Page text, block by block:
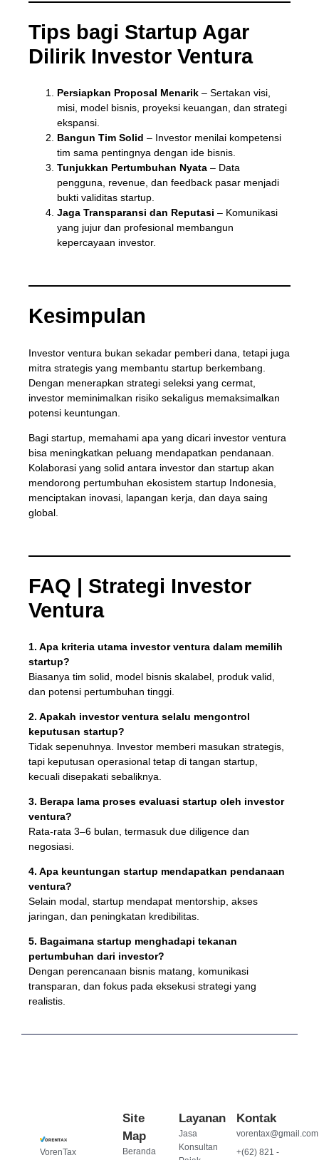
Tips bagi Startup Agar
Dilirik Investor Ventura
Persiapkan Proposal Menarik– Sertakan visi,
misi, model bisnis, proyeksi keuangan, dan strategi
ekspansi.
Bangun Tim Solid – Investor menilai kompetensi
tim sama pentingnya dengan ide bisnis.
Tunjukkan Pertumbuhan Nyata– Data
pengguna, revenue, dan feedback pasar menjadi
bukti validitas startup.
Jaga Transparansi dan Reputasi – Komunikasi
yang jujur dan profesional membangun
kepercayaan investor.
Kesimpulan
Investor ventura bukan sekadar pemberi dana, tetapi juga
mitra strategis yang membantu startup berkembang.
Dengan menerapkan strategi seleksi yang cermat,
investor meminimalkan risiko sekaligus memaksimalkan
potensi keuntungan.
Bagi startup, memahami apa yang dicari investor ventura
bisa meningkatkan peluang mendapatkan pendanaan.
Kolaborasi yang solid antara investor dan startup akan
mendorong pertumbuhan ekosistem startup Indonesia,
menciptakan inovasi, lapangan kerja, dan daya saing
global.
FAQ | Strategi Investor
Ventura
1. Apa kriteria utama investor ventura dalam memilih
startup?
Biasanya tim solid, model bisnis skalabel, produk valid,
dan potensi pertumbuhan tinggi.
2. Apakah investor ventura selalu mengontrol
keputusan startup?
Tidak sepenuhnya. Investor memberi masukan strategis,
tapi keputusan operasional tetap di tangan startup,
kecuali disepakati sebaliknya.
3. Berapa lama proses evaluasi startup oleh investor
ventura?
Rata-rata 3–6 bulan, termasuk due diligence dan
negosiasi.
4. Apa keuntungan startup mendapatkan pendanaan
ventura?
Selain modal, startup mendapat mentorship, akses
jaringan, dan peningkatan kredibilitas.
5. Bagaimana startup menghadapi tekanan
pertumbuhan dari investor?
Dengan perencanaan bisnis matang, komunikasi
transparan, dan fokus pada eksekusi strategi yang
realistis.
VorenTax
Site
Map
Beranda
Layanan
Jasa
Konsultan
Kontak
vorentax@gmail.com
+(62) 821 -